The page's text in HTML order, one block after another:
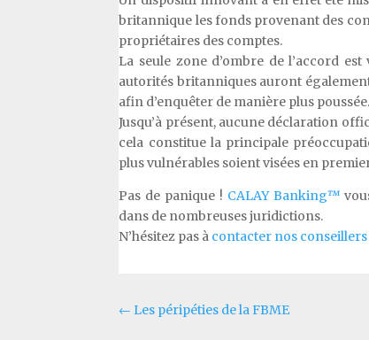
britannique les fonds provenant des
propriétaires des comptes.
La seule zone d’ombre de l’accord
autorités britanniques auront
afin d’enquêter de manière plus
Jusqu’à présent, aucune déclaration
cela constitue la principale
plus vulnérables soient visées en
Pas de panique ! CALAY Banking™
dans de nombreuses juridictions.
N’hésitez pas à contacter nos conseillers
← Les péripéties de la FBME